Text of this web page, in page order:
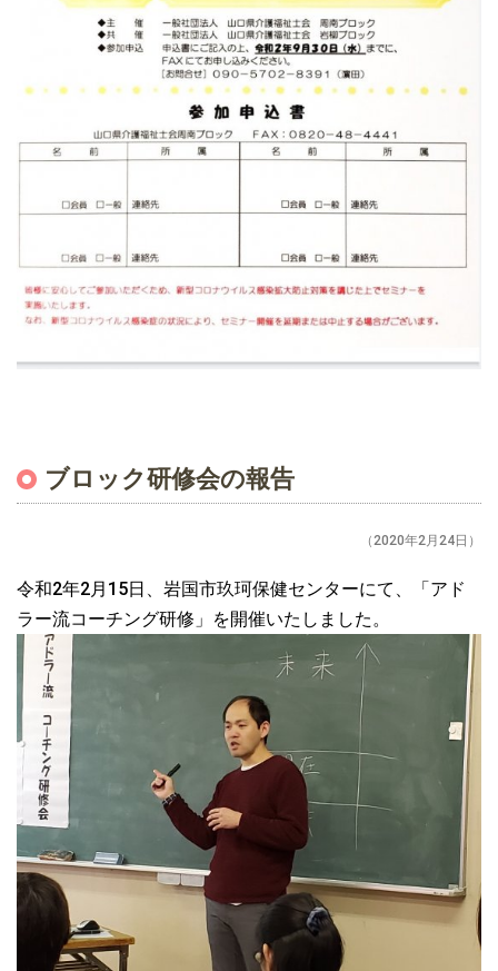
ブロック研修会の報告
（2020年2月24日）
令和2年2月15日、岩国市玖珂保健センターにて、「アド
ラー流コーチング研修」を開催いたしました。